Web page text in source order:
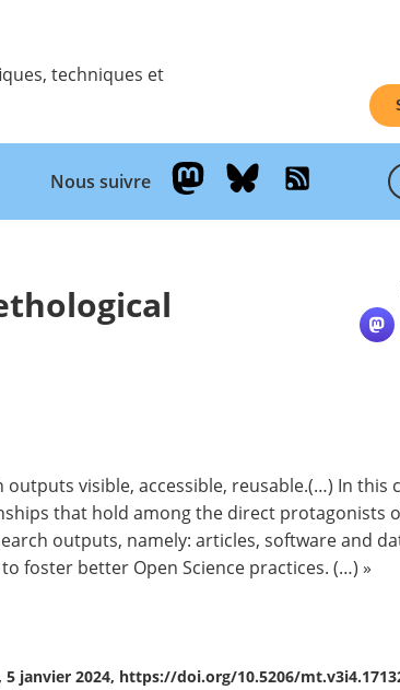
techniques et
Nous suivre
outputs visible, accessible, reusable.(…) In this
that hold among the direct protagonists
outputs, namely: articles, software and
foster better Open Science practices. (…) »
5 janvier 2024, https://doi.org/10.5206/